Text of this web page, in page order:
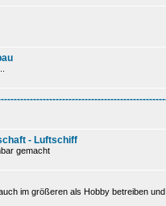
- Luftschiff
gemacht
im größeren als Hobby betreiben